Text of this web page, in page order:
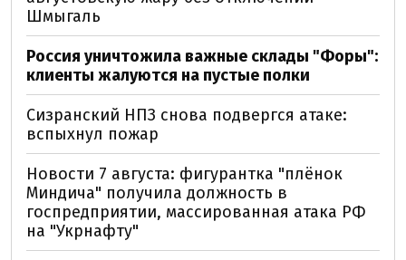
Шмыгаль
Россия уничтожила важные склады "Форы":
клиенты жалуются на пустые полки
Сизранский НПЗ снова подвергся атаке:
вспыхнул пожар
Новости 7 августа: фигурантка "плёнок
Миндича" получила должность в
госпредприятии, массированная атака РФ
на "Укрнафту"